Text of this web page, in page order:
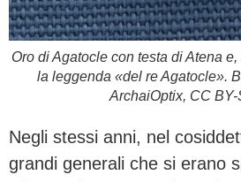
Oro di Agatocle con testa di Atena
la leggenda «del re Agatocle».
ArchaiOptix, CC BY-
Negli stessi anni, nel
grandi generali che si erano